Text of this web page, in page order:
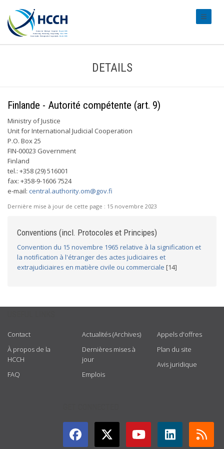
DETAILS
Finlande - Autorité compétente (art. 9)
Ministry of Justice
Unit for International Judicial Cooperation
P.O. Box 25
FIN-00023 Government
Finland
tel.: +358 (29) 516001
fax: +358-9-1606 7524
e-mail: central.authority.om@gov.fi
Dernière mise à jour de cette page : 15 novembre 2023
Conventions (incl. Protocoles et Principes)
Convention du 15 novembre 1965 relative à la signification et
la notification à l'étranger des actes judiciaires et
extrajudiciaires en matière civile ou commerciale [14]
Contact
À propos de la
HCCH
FAQ
Actualités (Archives)
Dernières mises à
jour
Emplois
Appels d'offres
Plan du site
Avis juridique